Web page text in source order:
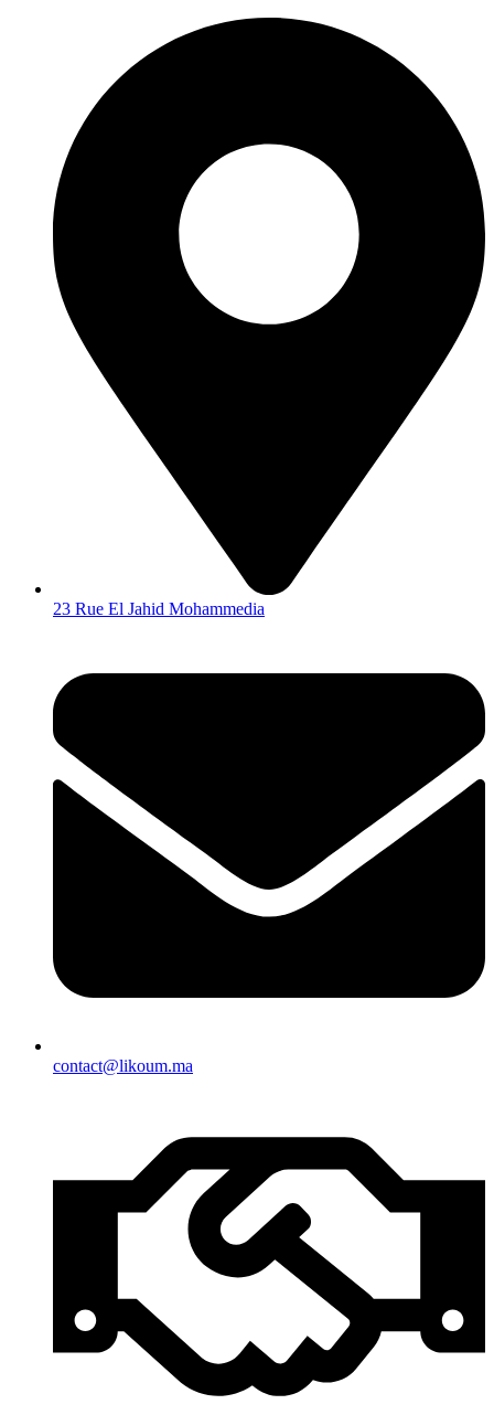
23 Rue El Jahid Mohammedia
contact@likoum.ma